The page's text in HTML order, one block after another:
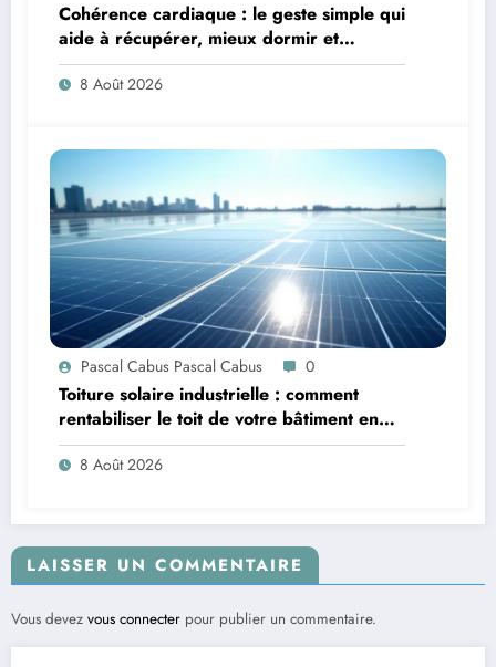
Cohérence cardiaque : le geste simple qui
aide à récupérer, mieux dormir et
retrouver de l’énergie
8 Août 2026
Pascal Cabus Pascal Cabus 0
Toiture solaire industrielle : comment
rentabiliser le toit de votre bâtiment en
2026 ?
8 Août 2026
LAISSER UN COMMENTAIRE
Vous devez vous connecter pour publier un commentaire.